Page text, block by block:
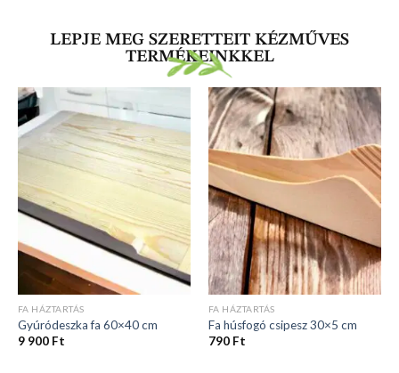
LEPJE MEG SZERETTEIT KÉZMŰVES
TERMÉKEINKKEL
FA HÁZTARTÁS
Gyúródeszka fa 60×40 cm
9 900 Ft
FA HÁZTARTÁS
Fa húsfogó csipesz 30×5 cm
790 Ft